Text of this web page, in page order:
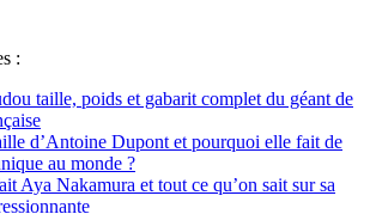
:
taille, poids et gabarit complet du géant de
d’Antoine Dupont et pourquoi elle fait de
au monde ?
Aya Nakamura et tout ce qu’on sait sur sa